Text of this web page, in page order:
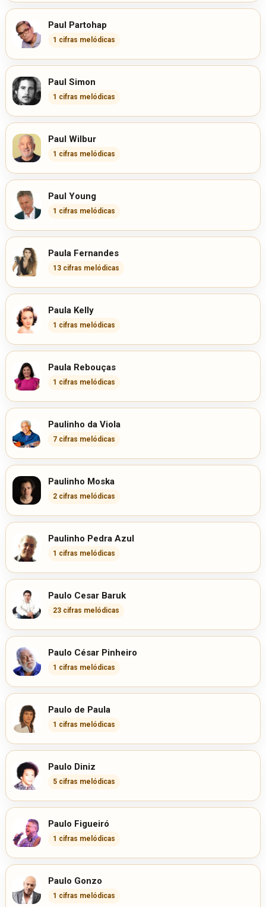
Paul Partohap
1 cifras melódicas
Paul Simon
1 cifras melódicas
Paul Wilbur
1 cifras melódicas
Paul Young
1 cifras melódicas
Paula Fernandes
13 cifras melódicas
Paula Kelly
1 cifras melódicas
Paula Rebouças
1 cifras melódicas
Paulinho da Viola
7 cifras melódicas
Paulinho Moska
2 cifras melódicas
Paulinho Pedra Azul
1 cifras melódicas
Paulo Cesar Baruk
23 cifras melódicas
Paulo César Pinheiro
1 cifras melódicas
Paulo de Paula
1 cifras melódicas
Paulo Diniz
5 cifras melódicas
Paulo Figueiró
1 cifras melódicas
Paulo Gonzo
1 cifras melódicas